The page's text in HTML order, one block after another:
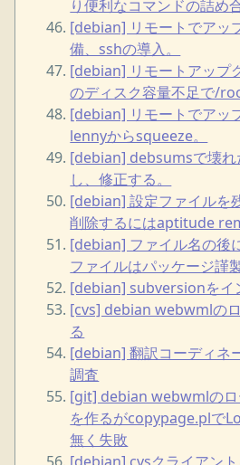
り便利なコマンドの詰め
[debian] リモートでアッ
備、sshの導入。
[debian] リモートアップ
のディスク容量不足で/
[debian] リモートでアッ
lennyからsqueeze。
[debian] debsumsで壊れ
し、修正する。
[debian] 設定ファイルを
削除するにはaptitude
[debian] ファイル名の後
ファイルはパッケージ謹
[debian] subversionをイ
[cvs] debian webwmlの
る
[debian] 翻訳コーディネ
調査
[git] debian webwmlのロ
を作るがcopypage.plで
無く失敗